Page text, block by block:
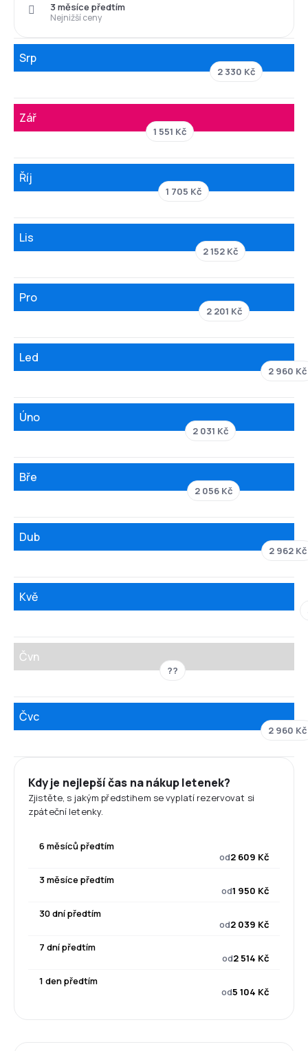
Nejnižší ceny
3 měsíce předtím
Srp
2 330 Kč
Zář
1 551 Kč
Říj
1 705 Kč
Lis
2 152 Kč
Pro
2 201 Kč
Led
2 960 Kč
Úno
2 031 Kč
Bře
2 056 Kč
Dub
2 962 Kč
Kvě
Čvn
??
Čvc
2 960 Kč
Kdy je nejlepší čas na nákup letenek?
Zjistěte, s jakým předstihem se vyplatí rezervovat si
zpáteční letenky.
6 měsíců předtím
od2 609 Kč
3 měsíce předtím
od1 950 Kč
30 dní předtím
od2 039 Kč
7 dní předtím
od2 514 Kč
1 den předtím
od5 104 Kč